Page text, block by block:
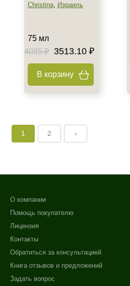
Christina, Израиль
75 мл
4085 ₽
3513.10 ₽
В корзину
1 2 ›
О компании
Помощь покупателю
Лицензия
Контакты
Обратиться за консультацией
Книга отзывов и предложений
Задать вопрос